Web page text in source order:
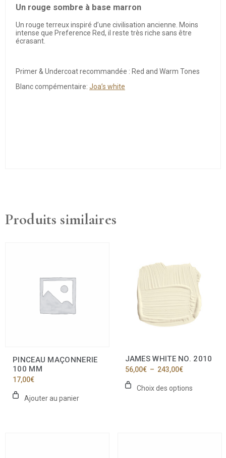
Un rouge sombre à base marron
Un rouge terreux inspiré d’une civilisation ancienne. Moins
intense que Preference Red, il reste très riche sans être
écrasant.
Primer & Undercoat recommandée : Red and Warm Tones
Blanc compémentaire: Joa’s white
Produits similaires
PINCEAU MAÇONNERIE
100 MM
17,00€
Ajouter au panier
JAMES WHITE NO. 2010
56,00€ – 243,00€Plage
prix :
56,00€
Choix des options
plusieurs
variations.
options
peuvent
page
produit